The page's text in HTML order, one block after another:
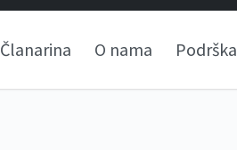
Članarina O nama Podrška